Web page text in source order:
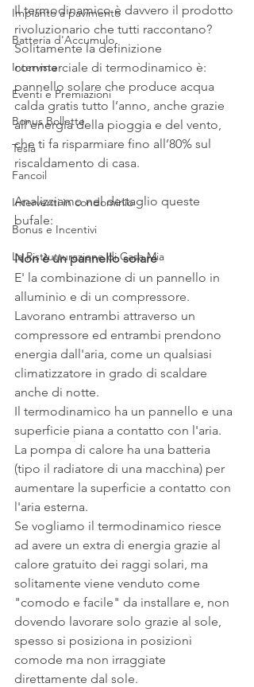
Impianto a pavimento
Batteria d'Accumulo
Intervista
Eventi e Premiazioni
Bonus Bollette
Tesla
Fancoil
Interventi in condominio
Bonus e Incentivi
La Ristrutturazione di Casa Mia
Il termodinamico è davvero il prodotto
rivoluzionario che tutti raccontano?
Solitamente la definizione
commerciale di termodinamico è:
pannello solare che produce acqua
calda gratis tutto l’anno, anche grazie
all’energia della pioggia e del vento,
che ti fa risparmiare fino all’80% sul
riscaldamento di casa.
Analizziamo nel dettaglio queste
bufale:
Non è un pannello solare
E' la combinazione di un pannello in
alluminio e di un compressore.
Lavorano entrambi attraverso un
compressore ed entrambi prendono
energia dall'aria, come un qualsiasi
climatizzatore in grado di scaldare
anche di notte.
Il termodinamico ha un pannello e una
superficie piana a contatto con l'aria.
La pompa di calore ha una batteria
(tipo il radiatore di una macchina) per
aumentare la superficie a contatto con
l'aria esterna.
Se vogliamo il termodinamico riesce
ad avere un extra di energia grazie al
calore gratuito dei raggi solari, ma
solitamente viene venduto come
"comodo e facile" da installare e, non
dovendo lavorare solo grazie al sole,
spesso si posiziona in posizioni
comode ma non irraggiate
direttamente dal sole.